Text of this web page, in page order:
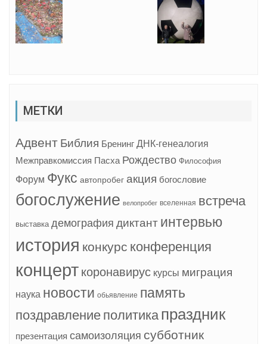
МЕТКИ
Адвент Библия Бренинг ДНК-генеалогия
Межправкомиссия Пасха Рождество Философия
Форум Фукс автопробег акция богословие
богослужение велопробег вселенная встреча
выставка демография диктант интервью
история конкурс конференция
концерт коронавирус курсы миграция
наука новости обьявление память
поздравление политика праздник
презентация самоизоляция субботник